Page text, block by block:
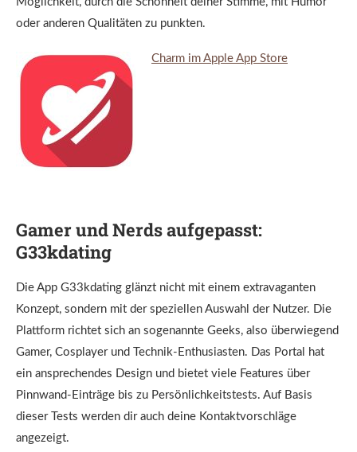
oder anderen Qualitäten zu punkten.
Charm im Apple App Store
Gamer und Nerds aufgepasst:
G33kdating
Die App G33kdating glänzt nicht mit einem extravaganten
Konzept, sondern mit der speziellen Auswahl der Nutzer. Die
Plattform richtet sich an sogenannte Geeks, also überwiegend
Gamer, Cosplayer und Technik-Enthusiasten. Das Portal hat
ein ansprechendes Design und bietet viele Features über
Pinnwand-Einträge bis zu Persönlichkeitstests. Auf Basis
dieser Tests werden dir auch deine Kontaktvorschläge
angezeigt.